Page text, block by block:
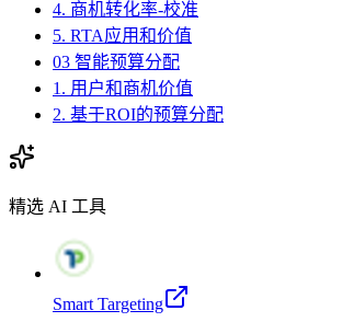
4. 商机转化率-校准
5. RTA应用和价值
03 智能预算分配
1. 用户和商机价值
2. 基于ROI的预算分配
精选 AI 工具
Smart Targeting